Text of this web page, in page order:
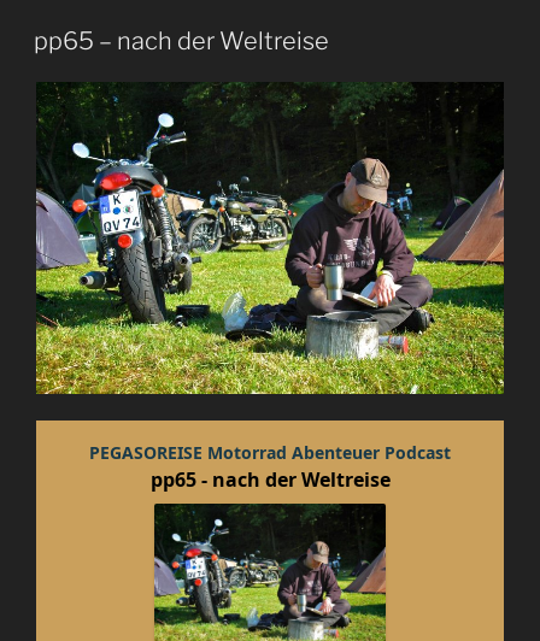
pp65 – nach der Weltreise